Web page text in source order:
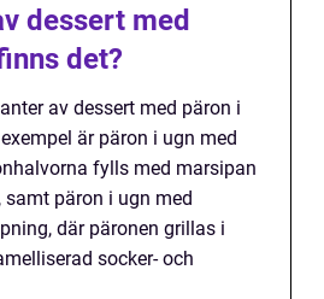
dessert med
det?
av dessert med päron i
är päron i ugn med
fylls med marsipan
päron i ugn med
där päronen grillas i
socker- och